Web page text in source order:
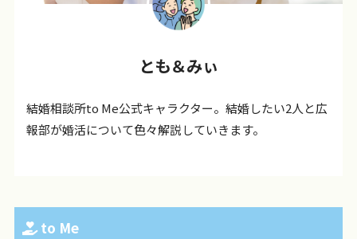
とも＆みぃ
結婚相談所to Me公式キャラクター。結婚したい2人と広
報部が婚活について色々解説していきます。
to Me